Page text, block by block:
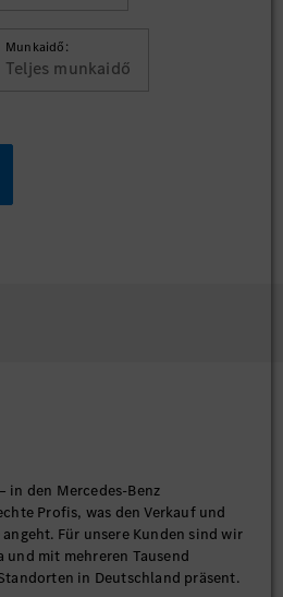
Munkaidő:
Teljes munkaidő
in den Mercedes-Benz
Profis, was den Verkauf und
Für unsere Kunden sind wir
mit mehreren Tausend
in Deutschland präsent.